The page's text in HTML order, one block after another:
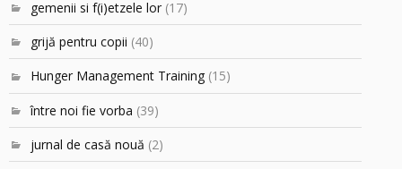
gemenii si f(i)etzele lor (17)
grijă pentru copii (40)
Hunger Management Training (15)
între noi fie vorba (39)
jurnal de casă nouă (2)